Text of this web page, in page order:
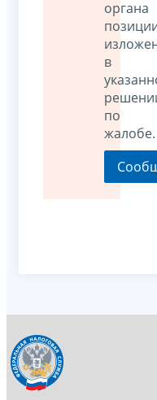
органа
в
по
жалобе.